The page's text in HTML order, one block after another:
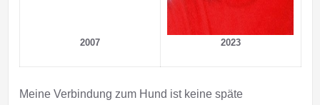
2007 2023
Meine Verbindung zum Hund ist keine späte